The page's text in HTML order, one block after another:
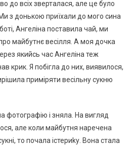
до всіх зверталася, але це було
з донькою приїхали до мого сина
Ангеліна поставила чай, ми
майбутнє весілля. А моя дочка
якийсь час Ангеліна теж
крик. Я побігла до них, виявилося,
приміряти весільну сукню
фотографію і зняла. На вигляд
але коли майбутня наречена
то почала істериkу. Вона стала